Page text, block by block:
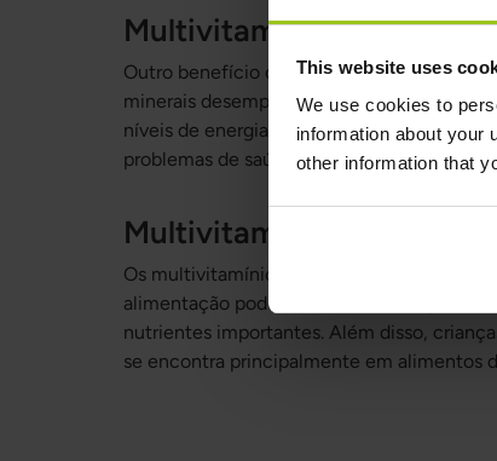
This website uses
We use cookies to
information about your
other information that
Multivitamínicos apoiam
Outro benefício dos multivitamínicos,
minerais desempenham papéis
níveis de energia e apoiar o
problemas de saúde em crianças, como
Multivitamínicos
Os multivitamínicos também podem
alimentação podem não consumir
nutrientes importantes. Além disso,
se encontra principalmente em alimentos